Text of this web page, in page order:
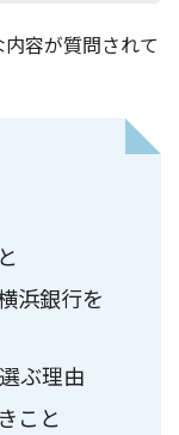
容が質問されて
浜銀行を
ぶ理由
こと